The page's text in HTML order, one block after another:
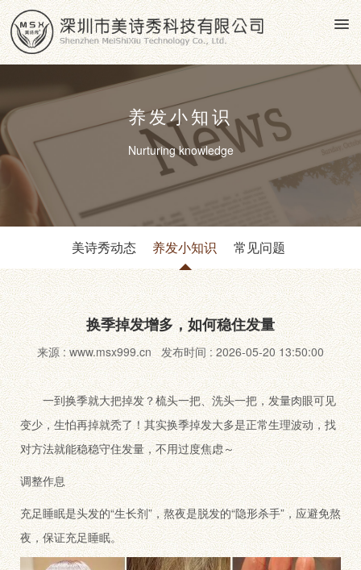
养发小知识
Nurturing knowledge
美诗秀动态 养发小知识 常见问题
换季掉发增多，如何稳住发量
来源 : www.msx999.cn 发布时间 : 2026-05-20 13:50:00
一到换季就大把掉发？梳头一把、洗头一把，发量肉眼可见
变少，生怕再掉就秃了！其实换季掉发大多是正常生理波动，找
对方法就能稳稳守住发量，不用过度焦虑～
调整作息
充足睡眠是头发的“生长剂”，熬夜是脱发的“隐形杀手”，应避免熬
夜，保证充足睡眠。